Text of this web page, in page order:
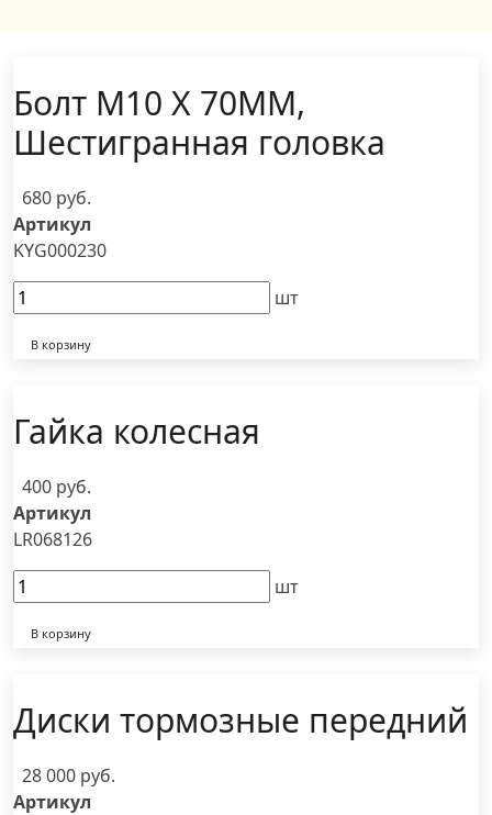
Болт M10 X 70MM,
Шестигранная головка
680 руб.
Артикул
KYG000230
шт
В корзину
Гайка колесная
400 руб.
Артикул
LR068126
шт
В корзину
Диски тормозные передний
28 000 руб.
Артикул